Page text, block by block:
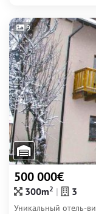
9
500 000€
300m2 3
Уникальный отель-